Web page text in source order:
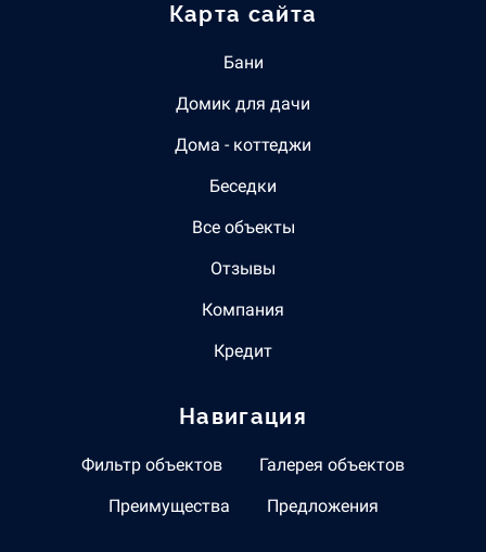
Карта сайта
Бани
Домик для дачи
Дома - коттеджи
Беседки
Все объекты
Отзывы
Компания
Кредит
Навигация
Фильтр объектов
Галерея объектов
Преимущества
Предложения